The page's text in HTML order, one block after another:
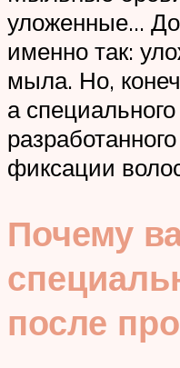
уложенные…
именно так:
мыла. Но,
а
фиксации
Почему
после